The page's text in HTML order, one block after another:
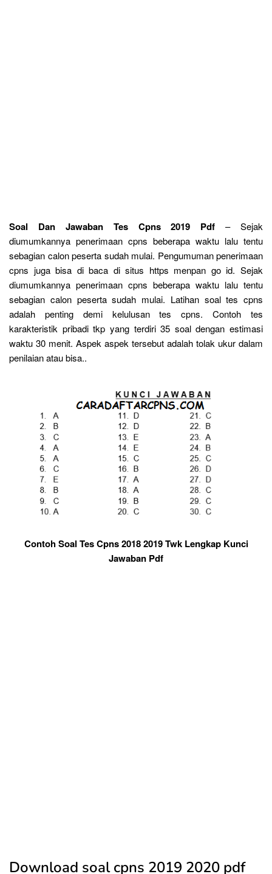
Soal Dan Jawaban Tes Cpns 2019 Pdf – Sejak
diumumkannya penerimaan cpns beberapa waktu lalu tentu
sebagian calon peserta sudah mulai. Pengumuman penerimaan
cpns juga bisa di baca di situs https menpan go id. Sejak
diumumkannya penerimaan cpns beberapa waktu lalu tentu
sebagian calon peserta sudah mulai. Latihan soal tes cpns
adalah penting demi kelulusan tes cpns. Contoh tes
karakteristik pribadi tkp yang terdiri 35 soal dengan estimasi
waktu 30 menit. Aspek aspek tersebut adalah tolak ukur dalam
penilaian atau bisa..
Contoh Soal Tes Cpns 2018 2019 Twk Lengkap Kunci
Jawaban Pdf
Download soal cpns 2019 2020 pdf